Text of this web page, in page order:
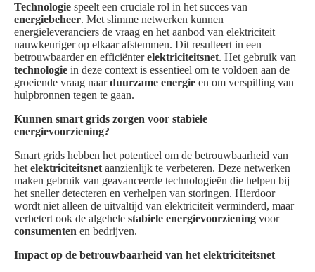
Technologie speelt een cruciale rol in het succes van
energiebeheer. Met slimme netwerken kunnen
energieleveranciers de vraag en het aanbod van elektriciteit
nauwkeuriger op elkaar afstemmen. Dit resulteert in een
betrouwbaarder en efficiënterelektriciteitsnet. Het gebruik van
technologie in deze context is essentieel om te voldoen aan de
groeiende vraag naarduurzame energie en om verspilling van
hulpbronnen tegen te gaan.
Kunnen smart grids zorgen voor stabiele
energievoorziening?
Smart grids hebben het potentieel om de betrouwbaarheid van
het elektriciteitsnet aanzienlijk te verbeteren. Deze netwerken
maken gebruik van geavanceerde technologieën die helpen bij
het sneller detecteren en verhelpen van storingen. Hierdoor
wordt niet alleen de uitvaltijd van elektriciteit verminderd, maar
verbetert ook de algehele stabiele energievoorziening voor
consumenten en bedrijven.
Impact op de betrouwbaarheid van het elektriciteitsnet